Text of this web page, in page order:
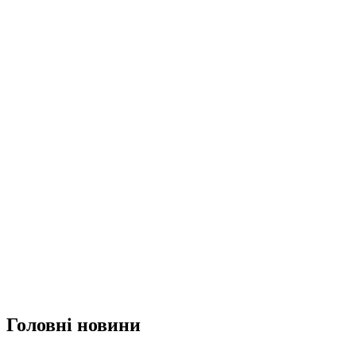
Головні новини